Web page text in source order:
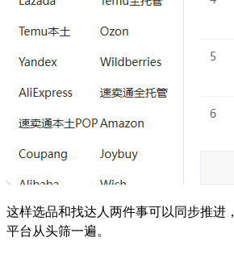
这样选品和找达人两件事可以同步推进
平台从头筛一遍。